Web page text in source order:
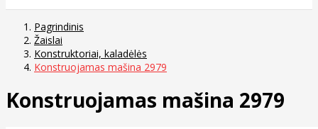
Pagrindinis
Žaislai
Konstruktoriai, kaladėlės
Konstruojamas mašina 2979
Konstruojamas mašina 2979